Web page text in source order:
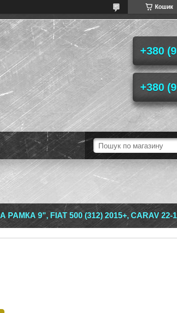
Кошик
+380
+380
РАМКА 9", FIAT 500 (312) 2015+, CARAV 22-